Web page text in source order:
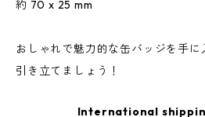
約 70 x 25 mm
おしゃれで魅力的な缶バッジを手
引き立てましょう！
International